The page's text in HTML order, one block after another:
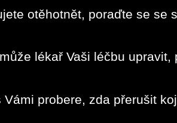
otěhotnět, poraďte se se
lékař Vaši léčbu upravit,
probere, zda přerušit